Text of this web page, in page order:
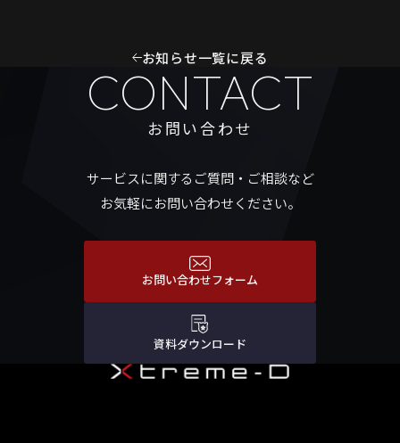
お知らせ一覧に戻る
CONTACT
お問い合わせ
サービスに関するご質問・ご相談など
お気軽にお問い合わせください。
お問い合わせフォーム
資料ダウンロード